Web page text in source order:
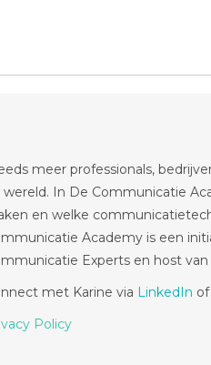
meer professionals,
wereld. In De Communicatie
en welke
Academy is een
Experts en host
met Karine via LinkedIn of
Policy